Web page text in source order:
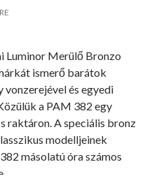
Luminor Merülő Bronzo
ismerő barátok
vonzerejével és egyedi
a PAM 382 egy
raktáron. A speciális bronz
modelljeinek
másolatú óra számos